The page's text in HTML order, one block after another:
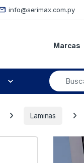
info@serimax.com.py
Marcas
Laminas